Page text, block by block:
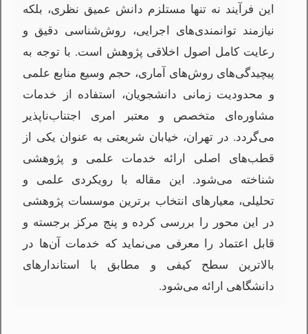
این فرآیند نه تنها مستلزم دانش عمیق نظری، بلکه
نیازمند توانمندی‌های اجرایی، روش‌شناسی دقیق و
رعایت کامل اصول اخلاقی پژوهش است. با توجه به
پیچیدگی‌های روش‌های آماری، حجم وسیع منابع علمی
و محدودیت زمانی دانشجویان، استفاده از خدمات
مشاوره‌ای متخصص و معتبر امری اجتناب‌ناپذیر
می‌گردد. در تهران، خیابان شریعتی به عنوان یکی از
قطب‌های اصلی ارائه خدمات علمی و پژوهشی
شناخته می‌شود. این مقاله با رویکردی علمی و
تحلیلی، معیارهای انتخاب برترین موسسات پژوهشی
در این محور را بررسی کرده و پنج مرکز برجسته و
قابل اعتماد را معرفی می‌نماید که خدمات آن‌ها در
بالاترین سطح کیفی و مطابق با استاندارهای
دانشگاهی ارائه می‌شود.